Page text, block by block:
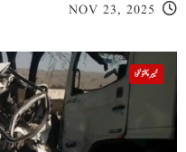
NOV 23, 2025
خیبر پختونخوا